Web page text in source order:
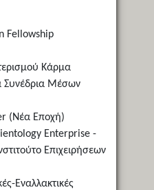
Fellowship
Κάρμα
Συνέδρια Μέσων
(Νέα Εποχή)
Enterprise -
Επιχειρήσεων
Εναλλακτικές